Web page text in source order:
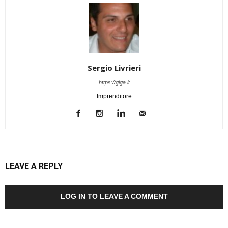
Sergio Livrieri
https://giga.it
Imprenditore
LEAVE A REPLY
LOG IN TO LEAVE A COMMENT